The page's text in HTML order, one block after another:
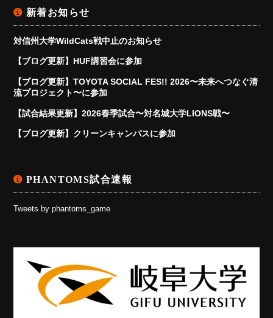
新着お知らせ
対信州大学WildCats戦中止のお知らせ
【ブログ更新】HUF講習会に参加
【ブログ更新】TOYOTA SOCIAL FES!! 2026〜未来へつなぐ清
流プロジェクト〜に参加
【試合結果更新】2026春季試合〜対名城大学LIONS戦〜
【ブログ更新】クリーンキャンパスに参加
PHANTOMS試合速報
Tweets by phantoms_game